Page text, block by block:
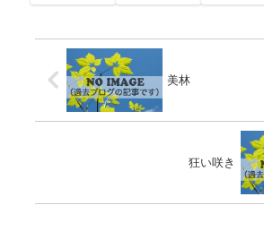
美林
狂い咲き